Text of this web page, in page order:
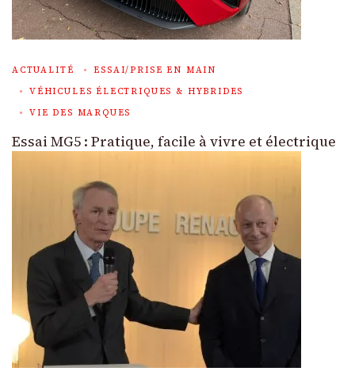
ACTUALITÉ
ESSAI/PRISE EN MAIN
VÉHICULES ÉLECTRIQUES & HYBRIDES
VIE DES MARQUES
Essai MG5 : Pratique, facile à vivre et électrique